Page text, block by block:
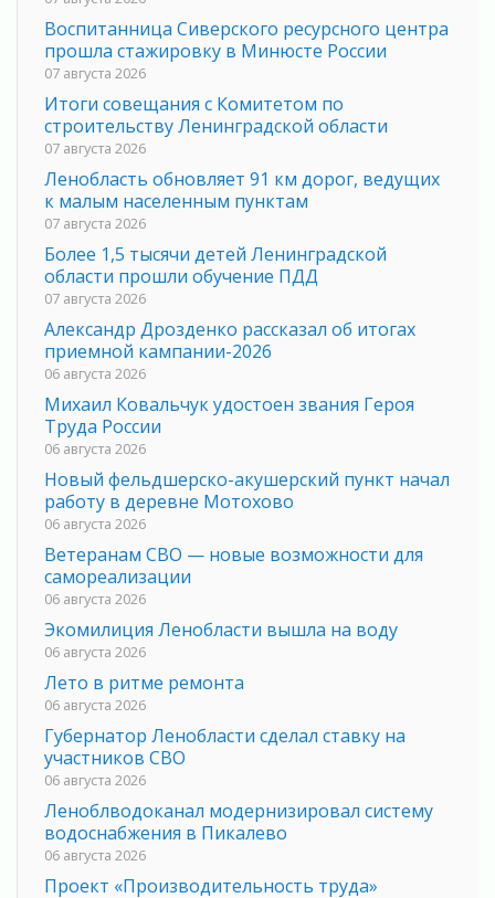
Воспитанница Сиверского ресурсного центра
прошла стажировку в Минюсте России
07 августа 2026
Итоги совещания с Комитетом по
строительству Ленинградской области
07 августа 2026
Ленобласть обновляет 91 км дорог, ведущих
к малым населенным пунктам
07 августа 2026
Более 1,5 тысячи детей Ленинградской
области прошли обучение ПДД
07 августа 2026
Александр Дрозденко рассказал об итогах
приемной кампании-2026
06 августа 2026
Михаил Ковальчук удостоен звания Героя
Труда России
06 августа 2026
Новый фельдшерско-акушерский пункт начал
работу в деревне Мотохово
06 августа 2026
Ветеранам СВО — новые возможности для
самореализации
06 августа 2026
Экомилиция Ленобласти вышла на воду
06 августа 2026
Лето в ритме ремонта
06 августа 2026
Губернатор Ленобласти сделал ставку на
участников СВО
06 августа 2026
Леноблводоканал модернизировал систему
водоснабжения в Пикалево
06 августа 2026
Проект «Производительность труда»